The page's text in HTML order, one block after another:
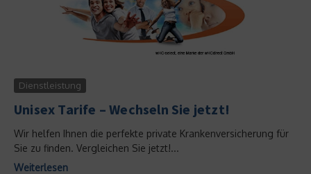
Dienstleistung
Unisex Tarife – Wechseln Sie jetzt!
Wir helfen Ihnen die perfekte private Krankenversicherung für
Sie zu finden. Vergleichen Sie jetzt!...
Weiterlesen